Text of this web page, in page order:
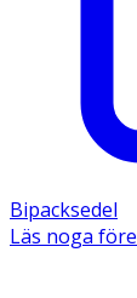
Bipacksedel
Läs noga